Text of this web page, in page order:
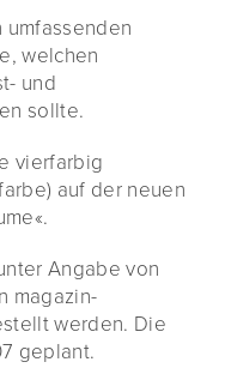
umfassenden
welchen
und
sollte.
vierfarbig
auf der neuen
Angabe von
magazin-
werden. Die
geplant.